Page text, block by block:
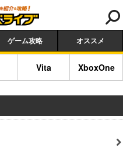
ゲーム攻略 オススメ
Vita XboxOne